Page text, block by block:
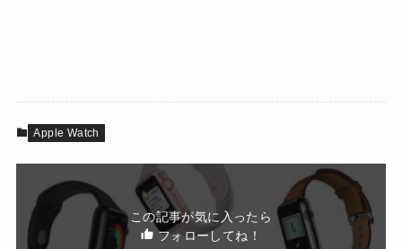
Apple Watch
この記事が気に入ったら
フォローしてね！